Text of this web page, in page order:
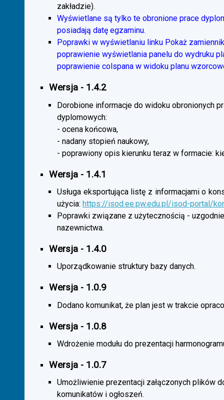
zakładzie).
Wyświetlane są tylko te obronione prace
posiadają datę egzaminu.
Poprawki w wyświetlaniu linku Pokaż
poprawienie wyświetlania panelu do wydruku
poprawienie colspana w widoku planu
Wersja - 1.4.2
Dorobione informacje do widoku obronionych
dyplomowych:
- ocena końcowa,
- nadany stopień naukowy,
- poprawiony opis kierunku teraz w formacie:
Wersja - 1.4.1
Usługa eksportująca listę z informacjami o
użycia: https://isod.ee.pw.edu.pl/isod-portal/
Poprawki związane z użytecznością -
nazewnictwa.
Wersja - 1.4.0
Uporządkowanie struktury bazy danych.
Wersja - 1.0.9
Dodano komunikat, że plan jest w trakcie
Wersja - 1.0.8
Wdrożenie modułu do prezentacji
Wersja - 1.0.7
Umożliwienie prezentacji załączonych plików
komunikatów i ogłoszeń.